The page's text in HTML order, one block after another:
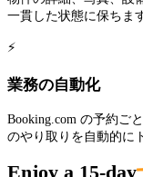
一貫した状態に保ちま
⚡
業務の自動化
Booking.com の予約ご
のやり取りを自動的に
Enjoy a 15-day